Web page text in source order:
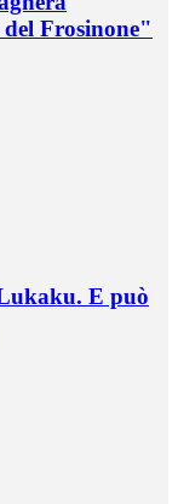
Frosinone"
E può